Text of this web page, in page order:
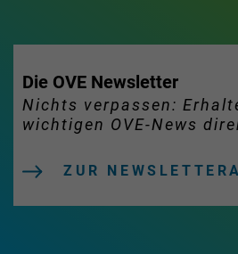
Die OVE Newsletter
Nichts verpassen:
wichtigen OVE-News
ZUR